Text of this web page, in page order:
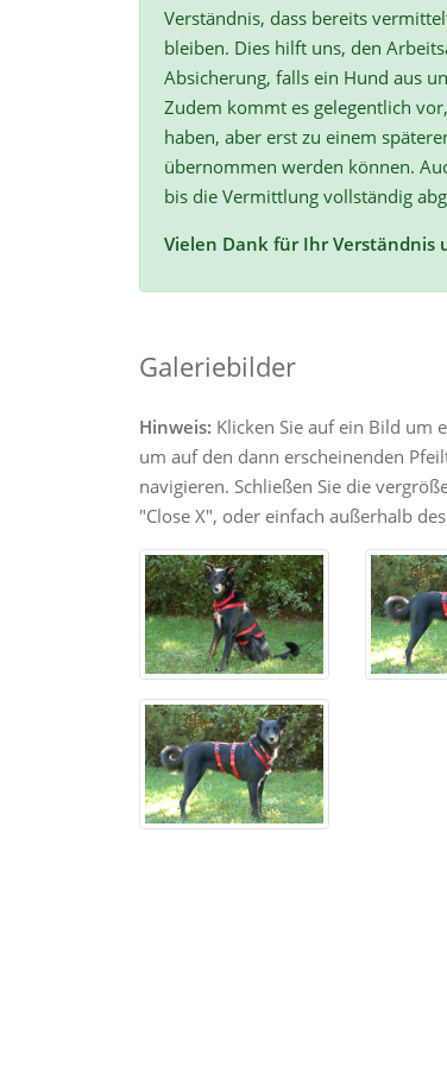
Verständnis, dass bereits
bleiben. Dies hilft uns, den
Absicherung, falls ein Hund aus
Zudem kommt es gelegentlich
haben, aber erst zu einem
übernommen werden können.
bis die Vermittlung vollständig
Vielen Dank für Ihr Verständnis
Galeriebilder
Hinweis: Klicken Sie auf ein Bild um
um auf den dann erscheinenden
navigieren. Schließen Sie die
"Close X", oder einfach außerhalb